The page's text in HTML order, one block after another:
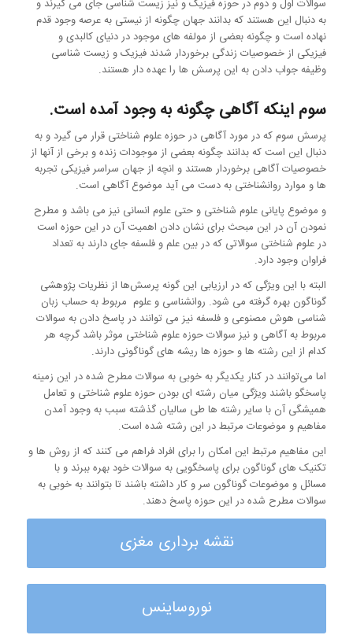
سوالات اول و دوم در حوزه فیزیک و نیز زیست شناسی جای می گیرند و
به دنبال این هستند که بدانند جهان چگونه از نیستی به عرصه وجود قدم
نهاده است و چگونه بعضی از مولفه های موجود در دنیای کالبدی و
فیزیکی از خصوصیات زندگی برخوردار شدند فیزیک و زیست شناسی
وظیفه جواب دادن به این پرسش ها را عهده دار هستند.
سوم اینکه آگاهی چگونه به وجود آمده است.
پرسش سوم که در مورد آگاهی در حوزه علوم شناختی قرار می گیرد و به
دنبال این است که بدانند چگونه بعضی از موجودات زنده و برخی از آنها از
خصوصیات آگاهی برخوردار هستند و انچه از جهان سراسر فیزیکی تجربه
ها و موارد روانشناختی به دست می آید موضوع آگاهی است.
و موضوع پایانی علوم شناختی و حتی علوم انسانی نیز می باشد و مطرح
نمودن آن در این مبحث برای نشان دادن اهمیت آن در این حوزه است
در علوم شناختی سوالاتی که در بین علم و فلسفه جای دارند به تعداد
فراوان وجود دارد.
البته با این ویژگی که در ارزیابی این گونه پرسش‌ها از نظریات پژوهشی
گوناگون بهره گرفته می شود. روانشناسی و علوم مربوط به حساب زبان
شناسی هوش مصنوعی و فلسفه نیز می توانند در پاسخ دادن به سوالات
مربوط به آگاهی و نیز سوالات حوزه علوم شناختی موثر باشد گرچه هر
کدام از این رشته ها و حوزه ها ریشه های گوناگونی دارند.
اما می‌توانند در کنار یکدیگر به خوبی به سوالات مطرح شده در این زمینه
پاسخگو باشند ویژگی میان رشته ای بودن حوزه علوم شناختی و تعامل
همیشگی آن با سایر رشته ها طی سالیان گذشته سبب به وجود آمدن
مفاهیم و موضوعات مرتبط در این رشته شده است.
این مفاهیم مرتبط این امکان را برای افراد فراهم می کنند که از روش ها و
تکنیک های گوناگون برای پاسخگویی به سوالات خود بهره ببرند و با
مسائل و موضوعات گوناگون سر و کار داشته باشند تا بتوانند به خوبی به
سوالات مطرح شده در این حوزه پاسخ دهند.
نقشه برداری مغزی
نوروساینس